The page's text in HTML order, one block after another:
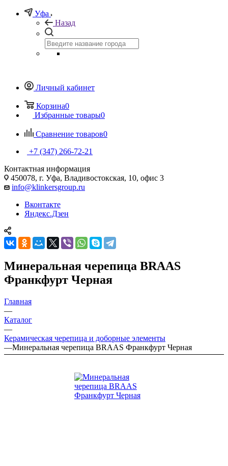
Уфа
Назад
Личный кабинет
Корзина0
Избранные товары0
Сравнение товаров0
+7 (347) 266-72-21
Контактная информация
450078, г. Уфа, Владивостокская, 10, офис 3
info@klinkersgroup.ru
Вконтакте
Яндекс.Дзен
Минеральная черепица BRAAS
Франкфурт Черная
Главная
—
Каталог
—
Керамическая черепица и доборные элементы
—Минеральная черепица BRAAS Франкфурт Черная